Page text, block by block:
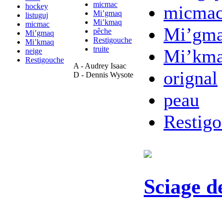
hockey
listuguj
micmac
Mi’gmaq
Mi’kmaq
neige
Restigouche
micmac
Mi’gmaq
Mi’kmaq
pêche
Restigouche
truite
A - Audrey Isaac
D - Dennis Wysote
orignal
peau
Sciage